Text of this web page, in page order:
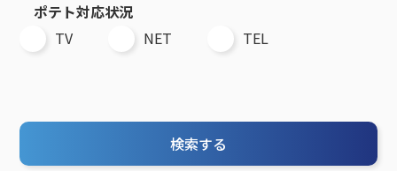
ケーブルプラスでんき
⽣活あんしんサービス
お申し込み
ポテト対応状況
TV
NET TEL
検索する